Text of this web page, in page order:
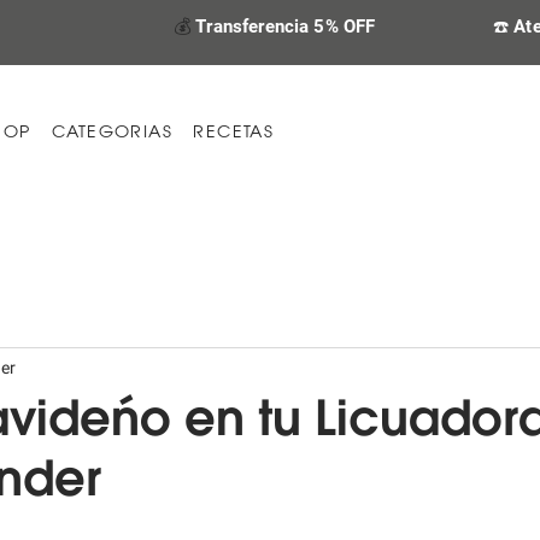
💰Transferencia 5% OFF ☎️
CATEGORIAS RECETAS
en tu